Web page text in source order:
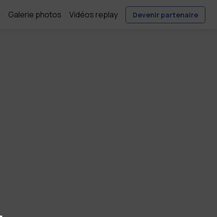
Galerie photos Vidéos replay Devenir partenaire